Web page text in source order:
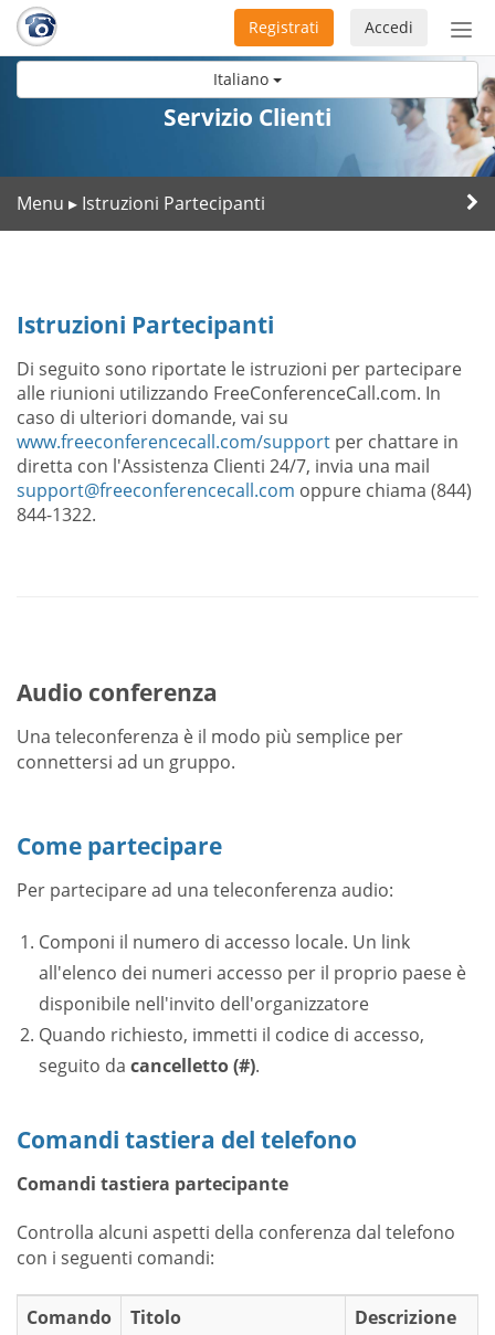
Italiano
Accedi
Registrati
Servizio Clienti
Menu ▸ Istruzioni Partecipanti
Istruzioni Partecipanti
Di seguito sono riportate le istruzioni per partecipare
alle riunioni utilizzando FreeConferenceCall.com. In
caso di ulteriori domande, vai su
www.freeconferencecall.com/support per chattare in
diretta con l'Assistenza Clienti 24/7, invia una mail
support@freeconferencecall.com oppure chiama (844)
844-1322.
Audio conferenza
Una teleconferenza è il modo più semplice per
connettersi ad un gruppo.
Come partecipare
Per partecipare ad una teleconferenza audio:
Componi il numero di accesso locale. Un link
all'elenco dei numeri accesso per il proprio paese è
disponibile nell'invito dell'organizzatore
Quando richiesto, immetti il codice di accesso,
seguito da cancelletto (#).
Comandi tastiera del telefono
Comandi tastiera partecipante
Controlla alcuni aspetti della conferenza dal telefono
con i seguenti comandi:
Comando Titolo
Descrizione